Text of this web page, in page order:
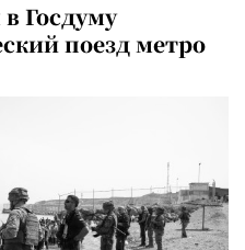
Госдуму
поезд метро